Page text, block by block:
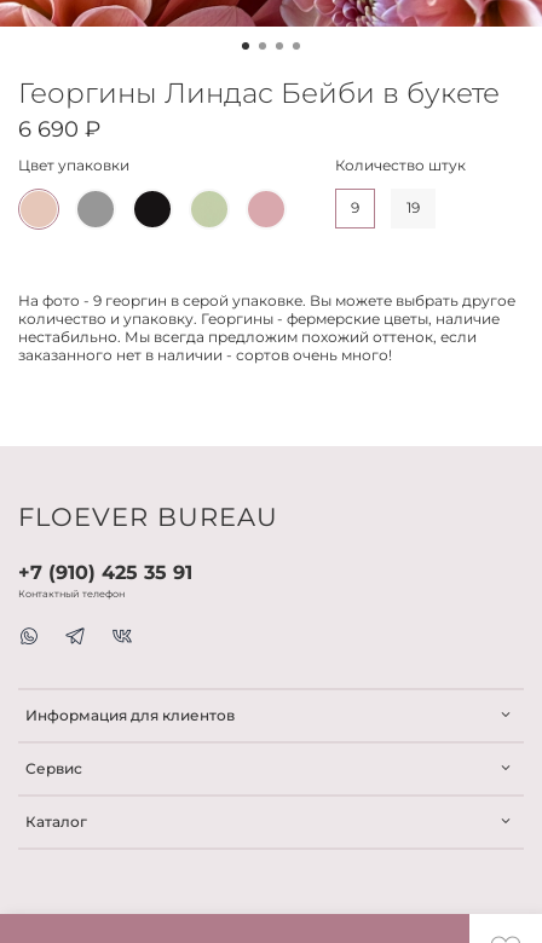
Георгины Линдас Бейби в букете
6 690 ₽
Цвет упаковки Количество штук
9 19
На фото - 9 георгин в серой упаковке. Вы можете выбрать другое
количество и упаковку. Георгины - фермерские цветы, наличие
нестабильно. Мы всегда предложим похожий оттенок, если
заказанного нет в наличии - сортов очень много!
Информация для клиентов
Сервис
Каталог
+7 (910) 425 35 91
Контактный телефон
FLOEVER BUREAU